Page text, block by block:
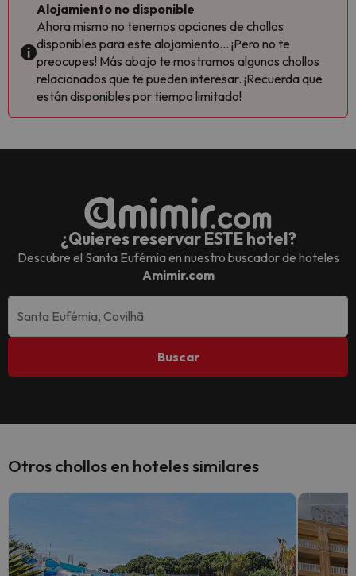
Alojamiento no disponible
Ahora mismo no tenemos opciones de chollos
disponibles para este alojamiento... ¡Pero no te
preocupes! Más abajo te mostramos algunos chollos
relacionados que te pueden interesar. ¡Recuerda que
están disponibles por tiempo limitado!
¿Quieres reservar ESTE hotel?
Descubre el Santa Eufémiaen nuestro buscador de hoteles
Amimir.com
Buscar
Otros chollos en hoteles similares